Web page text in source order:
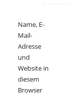
Name, E-
Mail-
Adresse
und
Website in
diesem
Browser